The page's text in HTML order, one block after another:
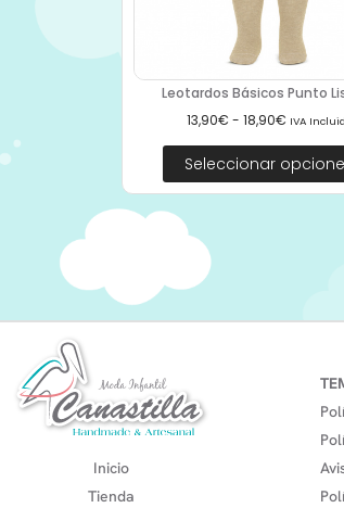
Leotardos Básicos Punto
13,90€ - 18,90€ IVA
Seleccionar
Inicio
Tienda